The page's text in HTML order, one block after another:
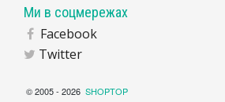
Ми в соцмережах
Facebook
Twitter
© 2005 - 2026 SHOPTOP